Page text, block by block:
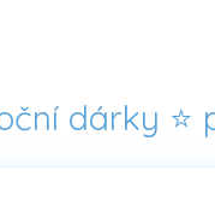
dárky ⭐